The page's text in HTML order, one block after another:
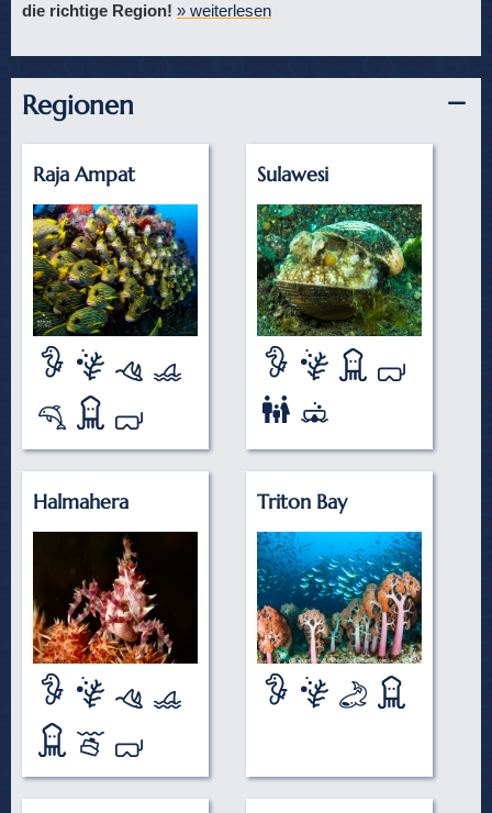
die richtige Region! » weiterlesen
Regionen
Raja Ampat Sulawesi
Halmahera Triton Bay